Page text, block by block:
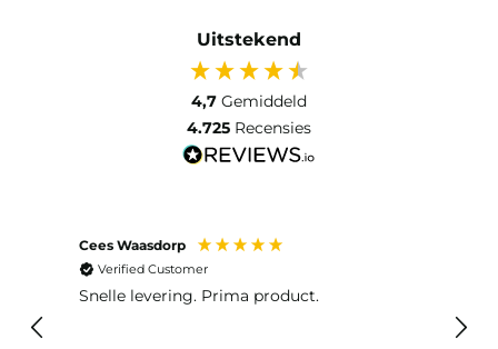
Uitstekend
4,7 Gemiddeld
4.725 Recensies
Cees Waasdorp
Verified Customer
Snelle levering. Prima product.
lang